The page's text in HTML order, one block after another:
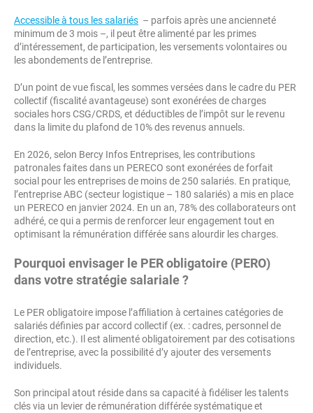
Accessible à tous les salariés – parfois après une ancienneté
minimum de 3 mois –, il peut être alimenté par les primes
d’intéressement, de participation, les versements volontaires ou
les abondements de l’entreprise.
D’un point de vue fiscal, les sommes versées dans le cadre du PER
collectif (fiscalité avantageuse) sont exonérées de charges
sociales hors CSG/CRDS, et déductibles de l’impôt sur le revenu
dans la limite du plafond de 10% des revenus annuels.
En 2026, selon Bercy Infos Entreprises, les contributions
patronales faites dans un PERECO sont exonérées de forfait
social pour les entreprises de moins de 250 salariés. En pratique,
l’entreprise ABC (secteur logistique – 180 salariés) a mis en place
un PERECO en janvier 2024. En un an, 78% des collaborateurs ont
adhéré, ce qui a permis de renforcer leur engagement tout en
optimisant la rémunération différée sans alourdir les charges.
Pourquoi envisager le PER obligatoire (PERO)
dans votre stratégie salariale ?
Le PER obligatoire impose l’affiliation à certaines catégories de
salariés définies par accord collectif (ex. : cadres, personnel de
direction, etc.). Il est alimenté obligatoirement par des cotisations
de l’entreprise, avec la possibilité d’y ajouter des versements
individuels.
Son principal atout réside dans sa capacité à fidéliser les talents
clés via un levier de rémunération différée systématique et